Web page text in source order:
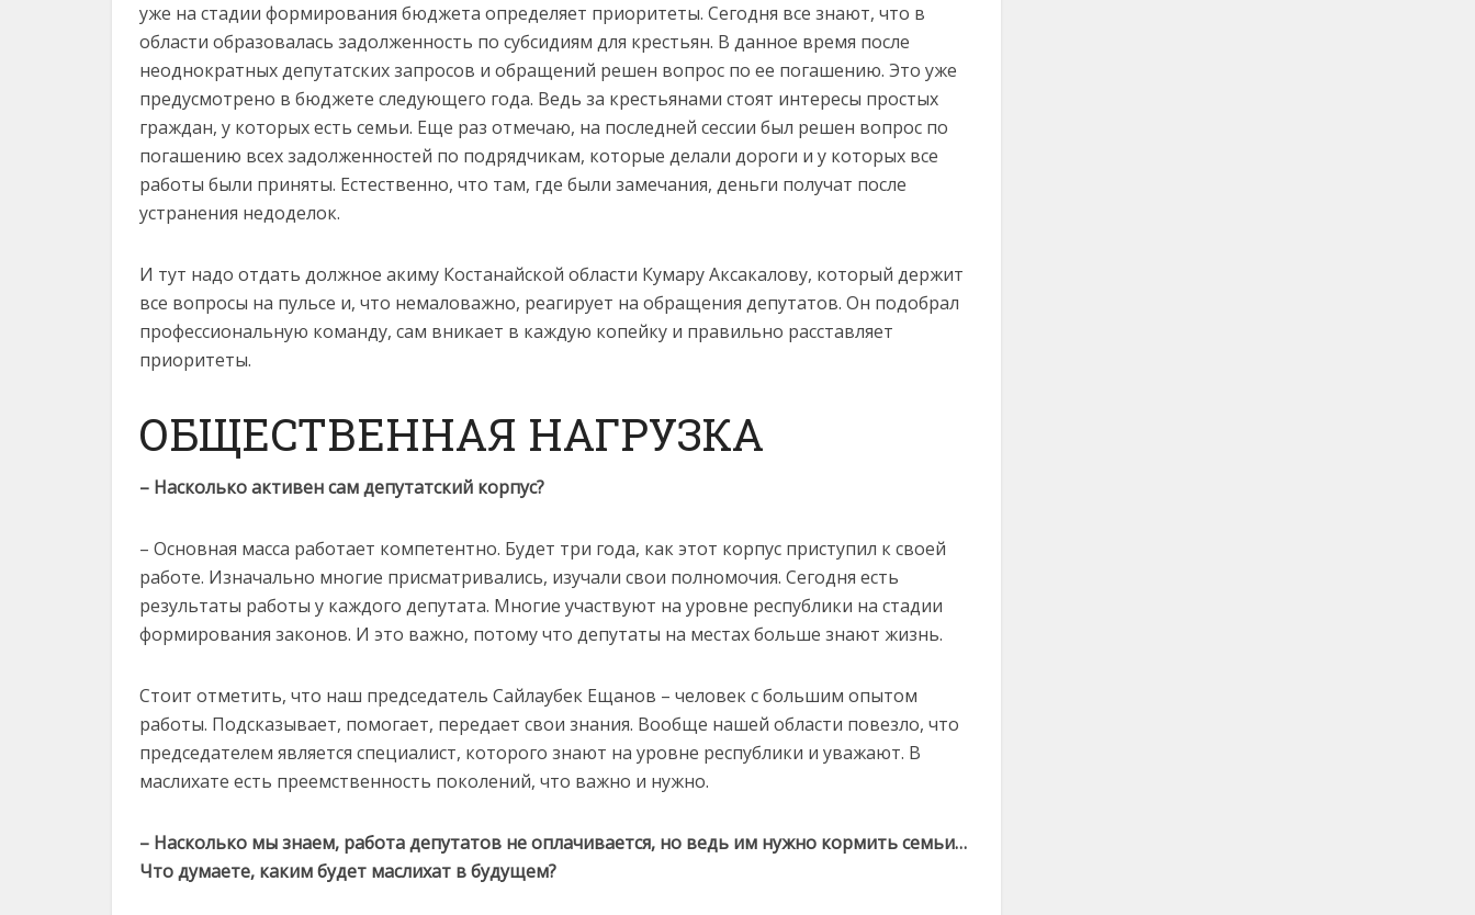
уже на стадии формирования бюджета определяет приоритеты. Сегодня все знают, что в
области образовалась задолженность по субсидиям для крестьян. В данное время после
неоднократных депутатских запросов и обращений решен вопрос по ее погашению. Это уже
предусмотрено в бюджете следующего года. Ведь за крестьянами стоят интересы простых
граждан, у которых есть семьи. Еще раз отмечаю, на последней сессии был решен вопрос по
погашению всех задолженностей по подрядчикам, которые делали дороги и у которых все
работы были приняты. Естественно, что там, где были замечания, деньги получат после
устранения недоделок.
И тут надо отдать должное акиму Костанайской области Кумару Аксакалову, который держит
все вопросы на пульсе и, что немаловажно, реагирует на обращения депутатов. Он подобрал
профессиональную команду, сам вникает в каждую копейку и правильно расставляет
приоритеты.
ОБЩЕСТВЕННАЯ НАГРУЗКА
– Насколько активен сам депутатский корпус?
– Основная масса работает компетентно. Будет три года, как этот корпус приступил к своей
работе. Изначально многие присматривались, изучали свои полномочия. Сегодня есть
результаты работы у каждого депутата. Многие участвуют на уровне республики на стадии
формирования законов. И это важно, потому что депутаты на местах больше знают жизнь.
Стоит отметить, что наш председатель Сайлаубек Ещанов – человек с большим опытом
работы. Подсказывает, помогает, передает свои знания. Вообще нашей области повезло, что
председателем является специалист, которого знают на уровне республики и уважают. В
маслихате есть преемственность поколений, что важно и нужно.
– Насколько мы знаем, работа депутатов не оплачивается, но ведь им нужно кормить семьи…
Что думаете, каким будет маслихат в будущем?